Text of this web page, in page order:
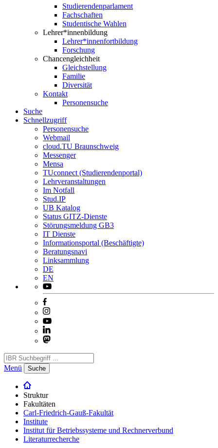
Studierendenparlament
Fachschaften
Studentische Wahlen
Lehrer*innenbildung
Lehrer*innenfortbildung
Forschung
Chancengleichheit
Gleichstellung
Familie
Diversität
Kontakt
Personensuche
Suche
Schnellzugriff
Personensuche
Webmail
cloud.TU Braunschweig
Messenger
Mensa
TUconnect (Studierendenportal)
Lehrveranstaltungen
Im Notfall
Stud.IP
UB Katalog
Status GITZ-Dienste
Störungsmeldung GB3
IT Dienste
Informationsportal (Beschäftigte)
Beratungsnavi
Linksammlung
DE
EN
Menü Suche
Struktur
Fakultäten
Carl-Friedrich-Gauß-Fakultät
Institute
Institut für Betriebssysteme und Rechnerverbund
Literaturrecherche